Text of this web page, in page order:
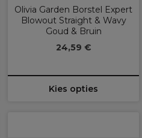
Olivia Garden Borstel Expert
Blowout Straight & Wavy
Goud & Bruin
24,59 €
Kies opties